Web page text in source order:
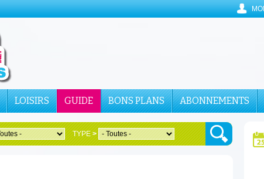
LOISIRS GUIDE BONS PLANS ABONNEMENTS
TYPE>